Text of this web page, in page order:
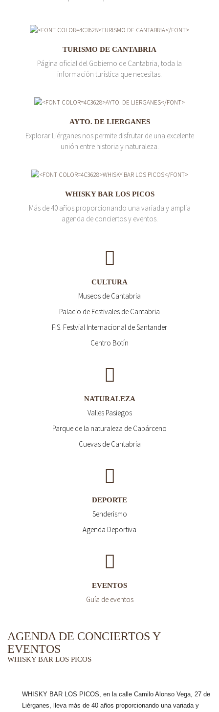
TURISMO DE CANTABRIA
Página oficial del Gobierno de Cantabria, toda la
información turística que necesitas.
AYTO. DE LIERGANES
Explorar Liérganes nos permite disfrutar de una excelente
unión entre historia y naturaleza.
WHISKY BAR LOS PICOS
Más de 40 años proporcionando una variada y amplia
agenda de conciertos y eventos.
CULTURA
Museos de Cantabria
Palacio de Festivales de Cantabria
FIS. Festvial Internacional de Santander
Centro Botín
NATURALEZA
Valles Pasiegos
Parque de la naturaleza de Cabárceno
Cuevas de Cantabria
DEPORTE
Senderismo
Agenda Deportiva
EVENTOS
Guía de eventos
AGENDA DE CONCIERTOS Y
EVENTOS
WHISKY BAR LOS PICOS
WHISKY BAR LOS PICOS, en la calle Camilo Alonso Vega, 27 de
Liérganes, lleva más de 40 años proporcionando una variada y